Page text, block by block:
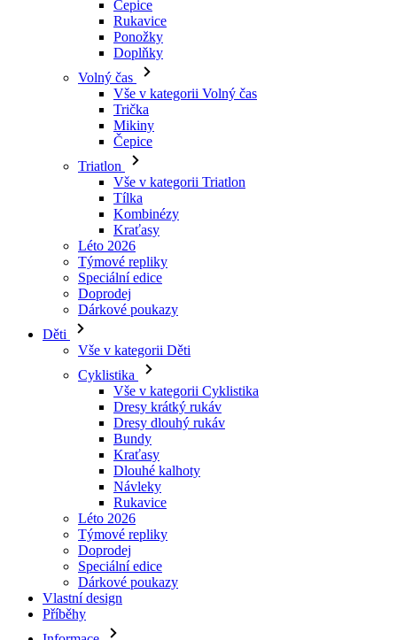
Vše v kategorii Volný čas
Trička
Mikiny
Čepice
Triatlon
Vše v kategorii Triatlon
Tílka
Kombinézy
Kraťasy
Léto 2026
Týmové repliky
Speciální edice
Doprodej
Dárkové poukazy
Děti
Vše v kategorii Děti
Cyklistika
Vše v kategorii Cyklistika
Dresy dlouhý rukáv
Bundy
Kraťasy
Dlouhé kalhoty
Návleky
Rukavice
Léto 2026
Týmové repliky
Doprodej
Speciální edice
Dárkové poukazy
Vlastní design
Příběhy
Informace
Obchodní podmínky
Informace o zpracovávání osobních údajů
Reklamační podmínky
Volná pracovní místa